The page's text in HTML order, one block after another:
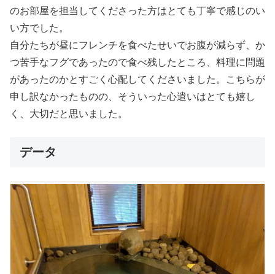
のお部屋を担当してくださった方はとても丁寧で感じのい
い方でした。
自分たちが昼にフレンチを食べたせいでお腹が減らず、か
つ苦手なフグであったので食べ残したところ、料理に問題
があったのかとすごく心配してくださいました。こちらが
申し訳なかったものの、そういった心遣いはとても嬉し
く、大切だと思いました。
データ